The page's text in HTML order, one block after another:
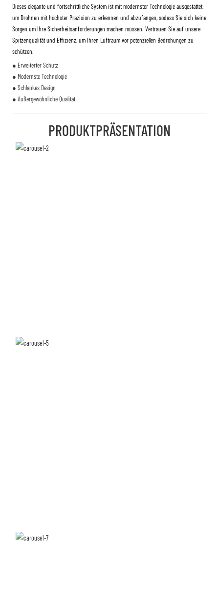
Dieses elegante und fortschrittliche System ist mit modernster Technologie ausgestattet,
um Drohnen mit höchster Präzision zu erkennen und abzufangen, sodass Sie sich keine
Sorgen um Ihre Sicherheitsanforderungen machen müssen. Vertrauen Sie auf unsere
Spitzenqualität und Effizienz, um Ihren Luftraum vor potenziellen Bedrohungen zu
schützen.
● Erweiterter Schutz
● Modernste Technologie
● Schlankes Design
● Außergewöhnliche Qualität
PRODUKTPRÄSENTATION